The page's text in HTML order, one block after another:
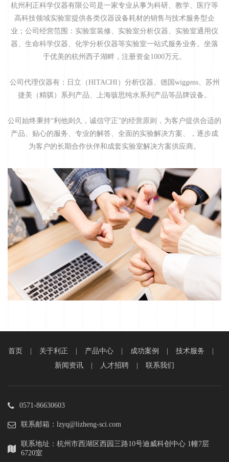
杭州利正科学仪器有限公司是一家专业从事为科研、教学、医疗等
高科技领域实验室提供各类仪器设备耗材的销售与技术服务型企
业；公司经营范围：实验室装修、实验室分析仪器、实验室通用仪
器、生命科学仪器、化学分析仪器等实验室一站式服务业务。坐落
于优美的杭州西子湖畔，注册资金1000万元。
公司代理仪器有：日立（HITACHI）分析仪器、德国wiggens、苏州
捷美（精骐）系列产品、上海骇思纯水系列产品等品牌设备。
公司始终秉持“利他则久，诚信守正”的经营原则，为客户提供合适的
产品、贴心的服务、专业的解答、全面的实验解决方案、，逐步成
为客户的长期合作伙伴和成套实验室解决方案供应商。
首页 关于利正 产品中心 成功案例 技术服务
新闻资讯
人才招聘 联系我们
0571-86630603
联系邮箱：lzyq@lizheng-sci.com
联系地址：杭州市西湖区西园三路10号迪威科创中心 1幢7层
6720室